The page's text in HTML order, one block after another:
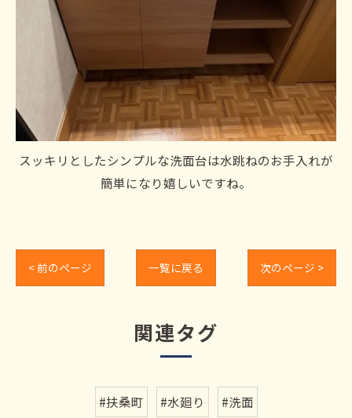
スッキリとしたシンプルな洗面台は水跳ねのお手入れが
簡単になり嬉しいですね。
< 前のページ 一覧に戻る 次のページ >
関連タグ
#扶桑町 #水廻り #洗面